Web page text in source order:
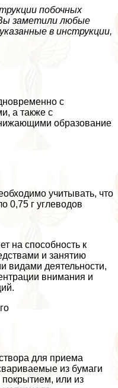
побочных
заметили любые
в инструкции,
с
а также с
образование
учитывать, что
0,75 г углеводов
на способность к
и занятию
видами деятельности,
внимания и
для приема
из бумаги
или из